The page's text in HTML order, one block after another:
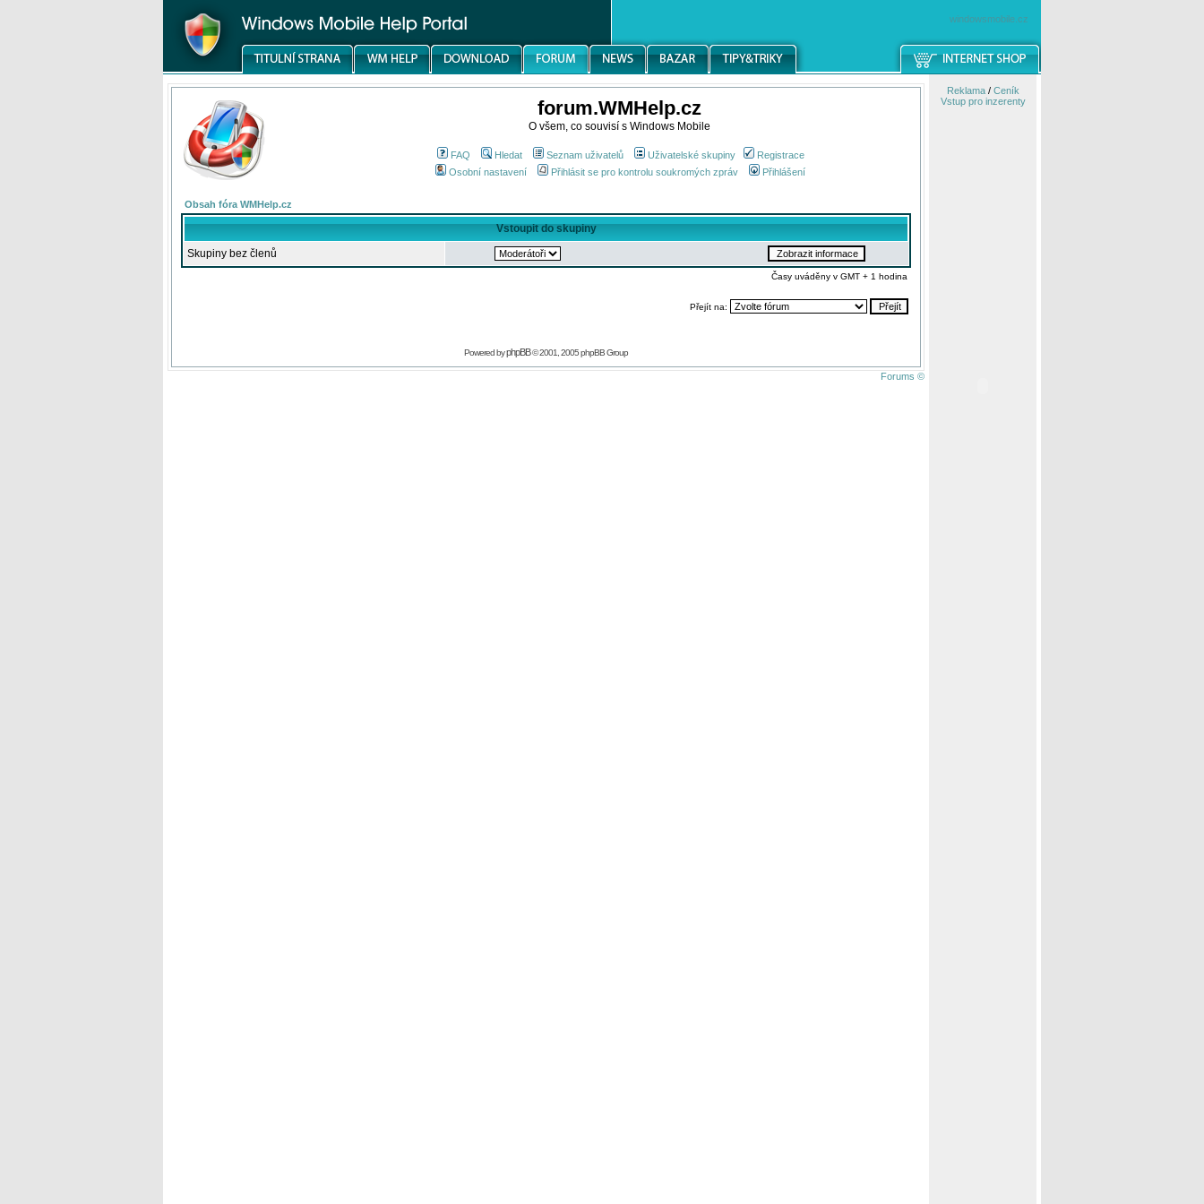
windowsmobile.cz
forum.WMHelp.cz
O všem, co souvisí s Windows Mobile
FAQ Hledat Seznam uživatelů Uživatelské skupiny
Registrace
Osobní nastavení
Přihlásit se pro kontrolu soukromých zpráv Přihlášení
Obsah fóra WMHelp.cz
Vstoupit do skupiny
Skupiny bez členů
Časy uváděny v GMT + 1 hodina
Přejít na:
Powered byphpBB© 2001, 2005 phpBB Group
Forums ©
Reklama/ Ceník
Vstup pro inzerenty